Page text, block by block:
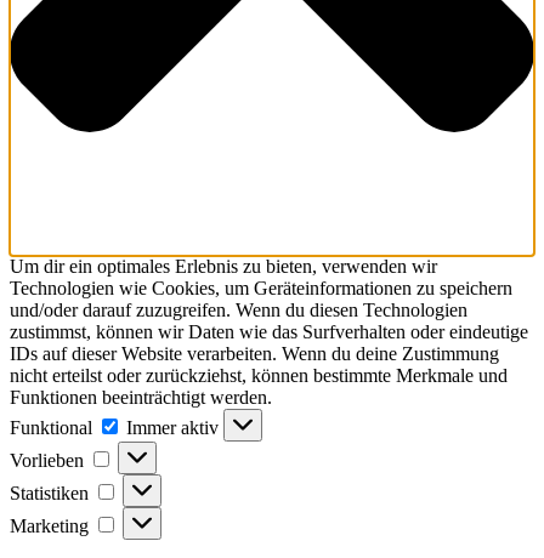
Um dir ein optimales Erlebnis zu bieten, verwenden wir
Technologien wie Cookies, um Geräteinformationen zu speichern
und/oder darauf zuzugreifen. Wenn du diesen Technologien
zustimmst, können wir Daten wie das Surfverhalten oder eindeutige
IDs auf dieser Website verarbeiten. Wenn du deine Zustimmung
nicht erteilst oder zurückziehst, können bestimmte Merkmale und
Funktionen beeinträchtigt werden.
Funktional
Funktional
Immer aktiv
Vorlieben
Vorlieben
Statistiken Statistiken
Marketing Marketing